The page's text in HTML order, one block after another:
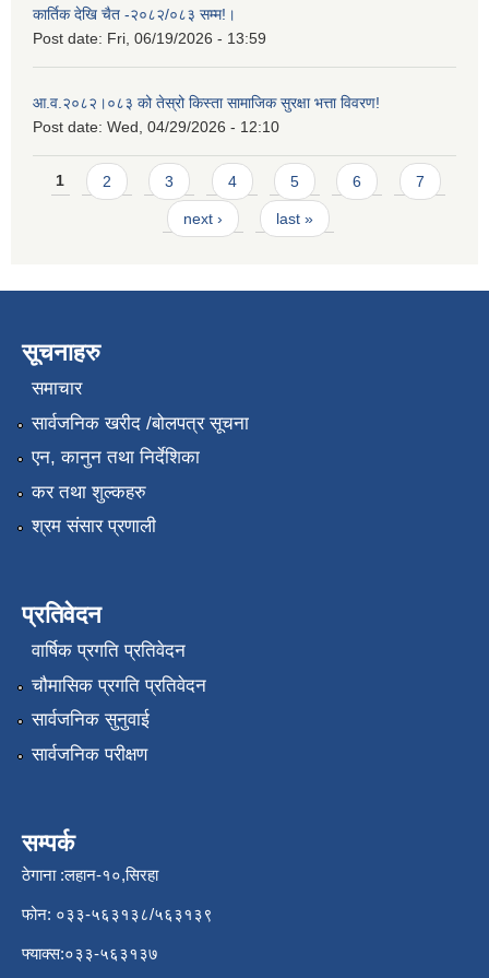
कार्तिक देखि चैत -२०८२/०८३ सम्म!।
Post date: Fri, 06/19/2026 - 13:59
आ.व.२०८२।०८३ को तेस्रो किस्ता सामाजिक सुरक्षा भत्ता विवरण!
Post date: Wed, 04/29/2026 - 12:10
Pages
1 2 3 4 5 6 7
next › last »
सूचनाहरु
समाचार
सार्वजनिक खरीद /बोलपत्र सूचना
एन, कानुन तथा निर्देशिका
कर तथा शुल्कहरु
श्रम संसार प्रणाली
प्रतिवेदन
वार्षिक प्रगति प्रतिवेदन
चौमासिक प्रगति प्रतिवेदन
सार्वजनिक सुनुवाई
सार्वजनिक परीक्षण
सम्पर्क
ठेगाना :लहान-१०,सिरहा
फोन: ०३३-५६३१३८/५६३१३९
फ्याक्स:०३३-५६३१३७